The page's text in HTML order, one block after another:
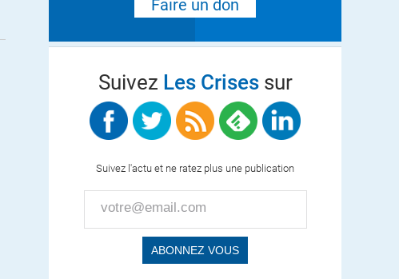
Faire un don
Suivez Les Crisessur
Suivez l'actu et ne ratez plus une publication